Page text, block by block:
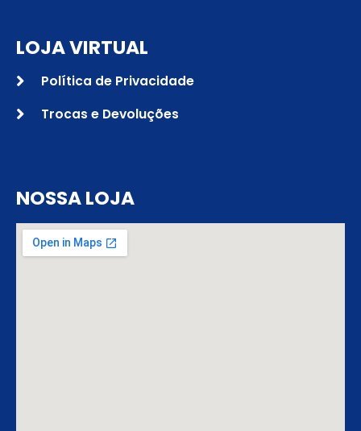
LOJA VIRTUAL
Política de Privacidade
Trocas e Devoluções
NOSSA LOJA